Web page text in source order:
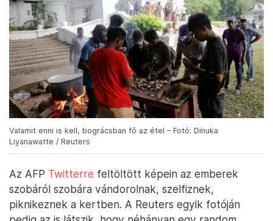
Valamit enni is kell, bográcsban fő az étel – Fotó: Dinuka
Liyanawatte / Reuters
Az AFP Twitterre feltöltött képein az emberek
szobáról szobára vándorolnak, szelfiznek,
piknikeznek a kertben. A Reuters egyik fotóján